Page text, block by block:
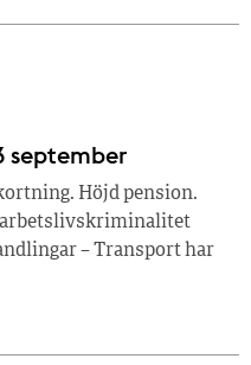
september
Höjd pension.
arbetslivskriminalitet
– Transport har